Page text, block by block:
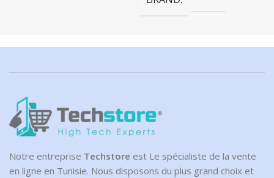
Notre entreprise Techstore est Le spécialiste de la vente
en ligne en Tunisie. Nous disposons du plus grand choix et